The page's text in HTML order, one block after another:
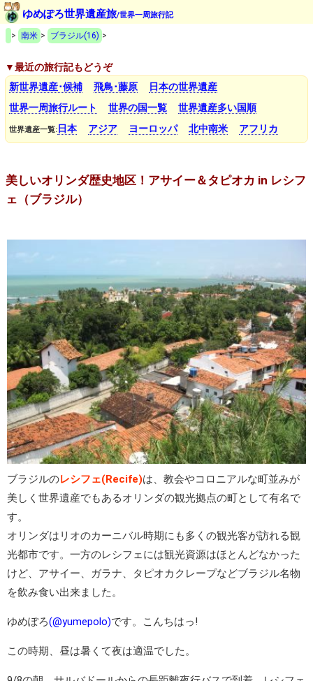
ゆめぽろ世界遺産旅/世界一周旅行記
> 南米 > ブラジル(16) >
▼最近の旅行記もどうぞ
新世界遺産･候補
飛鳥･藤原
日本の世界遺産
世界一周旅行ルート
世界の国一覧 世界遺産多い国順
世界遺産一覧: 日本 アジア ヨーロッパ 北中南米 アフリカ
美しいオリンダ歴史地区！アサイー＆タピオカ in レシフ
ェ（ブラジル）
ブラジルのレシフェ(Recife)は、教会やコロニアルな町並みが
美しく世界遺産でもあるオリンダの観光拠点の町として有名で
す。
オリンダはリオのカーニバル時期にも多くの観光客が訪れる観
光都市です。一方のレシフェには観光資源はほとんどなかった
けど、アサイー、ガラナ、タピオカクレープなどブラジル名物
を飲み食い出来ました。
ゆめぽろ(@yumepolo)です。こんちはっ!
この時期、昼は暑くて夜は適温でした。